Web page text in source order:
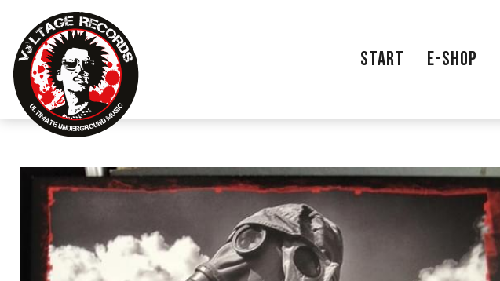
START E-SHOP